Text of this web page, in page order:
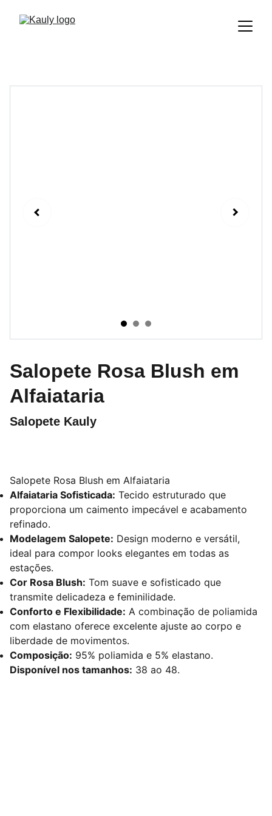
Salopete Rosa Blush em
Alfaiataria
Salopete Kauly
Salopete Rosa Blush em Alfaiataria
Alfaiataria Sofisticada: Tecido estruturado que
proporciona um caimento impecável e acabamento
refinado.
Modelagem Salopete: Design moderno e versátil,
ideal para compor looks elegantes em todas as
estações.
Cor Rosa Blush: Tom suave e sofisticado que
transmite delicadeza e feminilidade.
Conforto e Flexibilidade: A combinação de poliamida
com elastano oferece excelente ajuste ao corpo e
liberdade de movimentos.
Composição: 95% poliamida e 5% elastano.
Disponível nos tamanhos: 38 ao 48.